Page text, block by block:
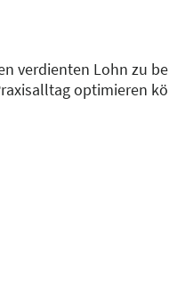
verdienten Lohn zu
optimieren